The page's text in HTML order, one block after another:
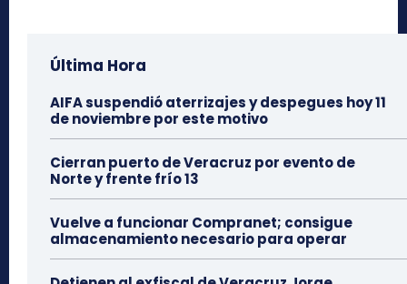
Última Hora
AIFA suspendió aterrizajes y despegues hoy 11
de noviembre por este motivo
Cierran puerto de Veracruz por evento de
Norte y frente frío 13
Vuelve a funcionar Compranet; consigue
almacenamiento necesario para operar